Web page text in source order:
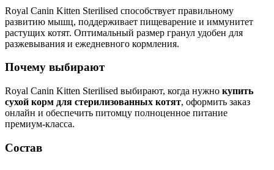
Royal Canin Kitten Sterilised способствует правильному
развитию мышц, поддерживает пищеварение и иммунитет
растущих котят. Оптимальный размер гранул удобен для
разжевывания и ежедневного кормления.
Почему выбирают
Royal Canin Kitten Sterilised выбирают, когда нужно купить
сухой корм для стерилизованных котят, оформить заказ
онлайн и обеспечить питомцу полноценное питание
премиум-класса.
Состав